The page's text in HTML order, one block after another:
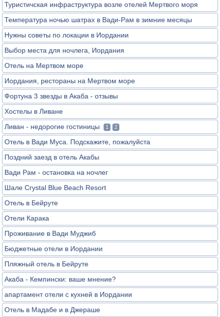
Туристичская инфраструктура возле отелей Мертвого моря
Температура ночью шатрах в Вади-Рам в зимние месяцы
Нужны советы по локации в Иордании
Выбор места для ночлега, Иордания
Отель на Мертвом море
Иордания, рестораны на Мертвом море
Фортуна 3 звезды в Акаба - отзывы
Хостелы в Ливане
Ливан - недорогие гостиницы
1 2
Отель в Вади Муса. Подскажите, пожалуйста
Поздний заезд в отель Акабы
Вади Рам - остановка на ночлег
Шале Crystal Blue Beach Resort
Отель в Бейруте
Отели Карака
Проживание в Вади Муджиб
Бюджетные отели в Иордании
Пляжный отель в Бейруте
Акаба - Кемпински: ваше мнение?
апартамент отели с кухней в Иордании
Отель в Мадабе и в Джераше